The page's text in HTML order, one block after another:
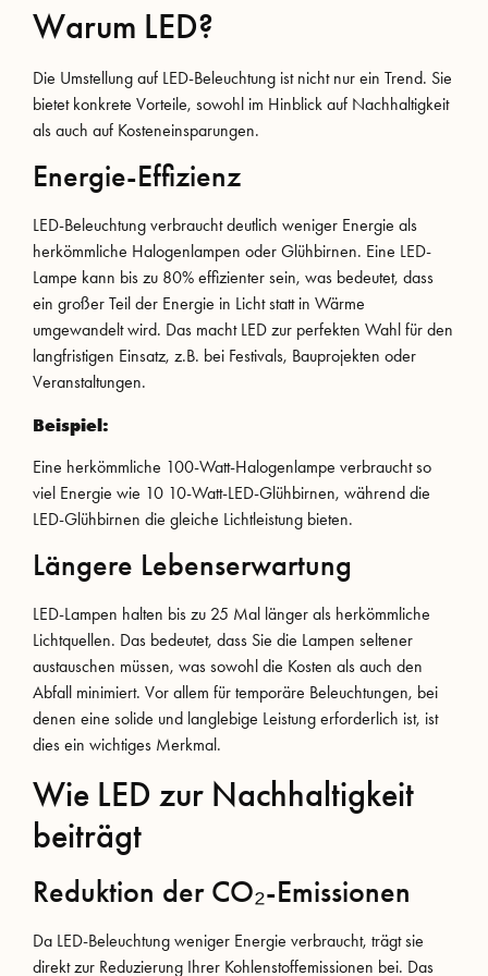
Warum LED?
Die Umstellung auf LED-Beleuchtung ist nicht nur ein Trend. Sie
bietet konkrete Vorteile, sowohl im Hinblick auf Nachhaltigkeit
als auch auf Kosteneinsparungen.
Energie-Effizienz
LED-Beleuchtung verbraucht deutlich weniger Energie als
herkömmliche Halogenlampen oder Glühbirnen. Eine LED-
Lampe kann bis zu 80% effizienter sein, was bedeutet, dass
ein großer Teil der Energie in Licht statt in Wärme
umgewandelt wird. Das macht LED zur perfekten Wahl für den
langfristigen Einsatz, z.B. bei Festivals, Bauprojekten oder
Veranstaltungen.
Beispiel:
Eine herkömmliche 100-Watt-Halogenlampe verbraucht so
viel Energie wie 10 10-Watt-LED-Glühbirnen, während die
LED-Glühbirnen die gleiche Lichtleistung bieten.
Längere Lebenserwartung
LED-Lampen halten bis zu 25 Mal länger als herkömmliche
Lichtquellen. Das bedeutet, dass Sie die Lampen seltener
austauschen müssen, was sowohl die Kosten als auch den
Abfall minimiert. Vor allem für temporäre Beleuchtungen, bei
denen eine solide und langlebige Leistung erforderlich ist, ist
dies ein wichtiges Merkmal.
Wie LED zur Nachhaltigkeit
beiträgt
Reduktion der CO₂-Emissionen
Da LED-Beleuchtung weniger Energie verbraucht, trägt sie
direkt zur Reduzierung Ihrer Kohlenstoffemissionen bei. Das